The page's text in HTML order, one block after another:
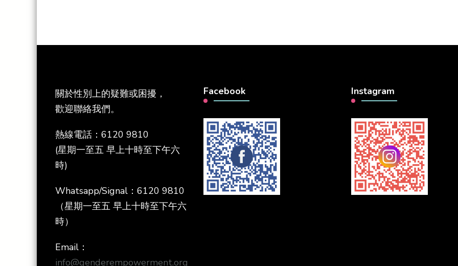
關於性別上的疑難或困擾，
歡迎聯絡我們。
熱線電話：6120 9810
(星期一至五 早上十時至下午六
時)
Whatsapp/Signal：6120 9810
（星期一至五 早上十時至下午六
時）
Email：
info@genderempowerment.org
Facebook Instagram